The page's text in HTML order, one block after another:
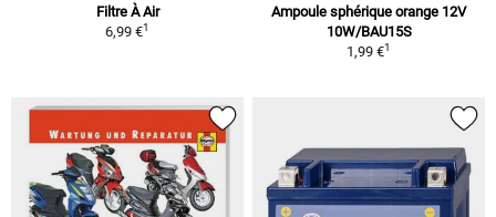
Filtre À Air
6,99 €1
Ampoule sphérique orange 12V
10W/BAU15S
1,99 €1